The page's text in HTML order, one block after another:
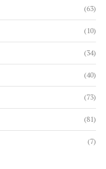
(63)
(10)
(34)
(40)
(73)
(81)
(7)